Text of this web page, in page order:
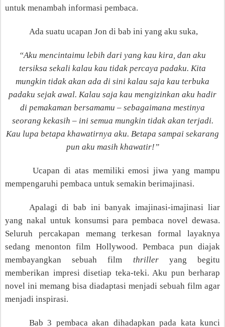
untuk menambah informasi pembaca.
Ada suatu ucapan Jon di bab ini yang aku suka,
“Aku mencintaimu lebih dari yang kau kira, dan aku
tersiksa sekali kalau kau tidak percaya padaku. Kita
mungkin tidak akan ada di sini kalau saja kau terbuka
padaku sejak awal. Kalau saja kau mengizinkan aku hadir
di pemakaman bersamamu – sebagaimana mestinya
seorang kekasih – ini semua mungkin tidak akan terjadi.
Kau lupa betapa khawatirnya aku. Betapa sampai sekarang
pun aku masih khawatir!”
Ucapan di atas memiliki emosi jiwa yang mampu
mempengaruhi pembaca untuk semakin berimajinasi.
Apalagi di bab ini banyak imajinasi-imajinasi liar
yang nakal untuk konsumsi para pembaca novel dewasa.
Seluruh percakapan memang terkesan formal layaknya
sedang menonton film Hollywood. Pembaca pun diajak
membayangkan sebuah film thrilleryang begitu
memberikan impresi disetiap teka-teki. Aku pun berharap
novel ini memang bisa diadaptasi menjadi sebuah film agar
menjadi inspirasi.
Bab 3 pembaca akan dihadapkan pada kata kunci